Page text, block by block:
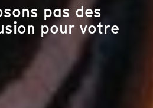
pas des
pour votre